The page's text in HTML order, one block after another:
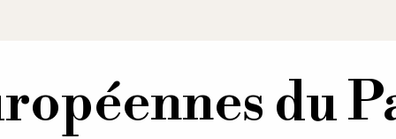
du